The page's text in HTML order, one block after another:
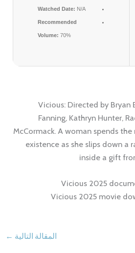
Watched Date: N/A
Recommended
Volume: 70%
Vicious: Directed by Bryan
Fanning, Kathryn Hunter,
McCormack. A woman spends
existence as she slips down a
inside a gift
Vicious 2025
Vicious 2025 movie
المقالة التالية ←